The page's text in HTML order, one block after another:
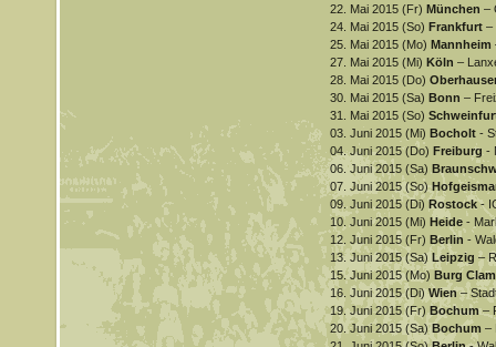
22. Mai 2015 (Fr) München –
24. Mai 2015 (So) Frankfurt –
25. Mai 2015 (Mo) Mannheim
27. Mai 2015 (Mi) Köln –
28. Mai 2015 (Do)
30. Mai 2015 (Sa) Bonn –
31. Mai 2015 (So)
03. Juni 2015 (Mi) Bocholt -
04. Juni 2015 (Do) Freiburg -
06. Juni 2015 (Sa)
07. Juni 2015 (So)
09. Juni 2015 (Di)Rostock-
10. Juni 2015 (Mi) Heide -
12. Juni 2015 (Fr) Berlin -
13. Juni 2015 (Sa) Leipzig –
15. Juni 2015 (Mo) Burg Clam
16. Juni 2015 (Di)Wien–
19. Juni 2015 (Fr)Bochum–
20. Juni 2015 (Sa)Bochum –